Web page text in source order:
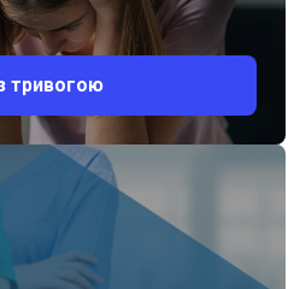
тривогою